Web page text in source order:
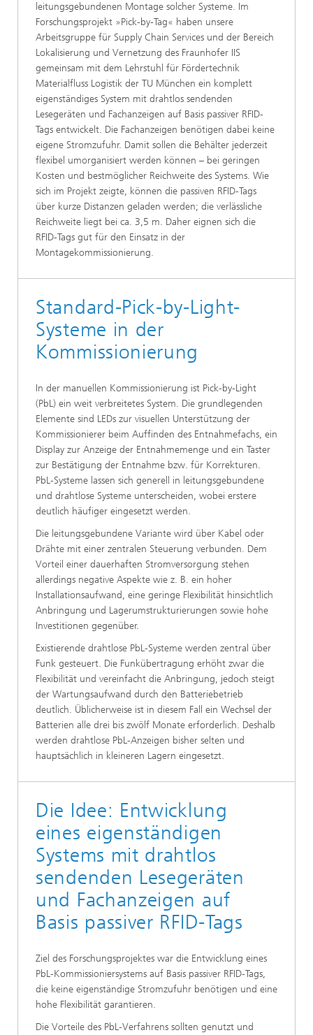
leitungsgebundenen Montage solcher Systeme. Im
Forschungsprojekt »Pick-by-Tag« haben unsere
Arbeitsgruppe für Supply Chain Services und der Bereich
Lokalisierung und Vernetzung des Fraunhofer IIS
gemeinsam mit dem Lehrstuhl für Fördertechnik
Materialfluss Logistik der TU München ein komplett
eigenständiges System mit drahtlos sendenden
Lesegeräten und Fachanzeigen auf Basis passiver RFID-
Tags entwickelt. Die Fachanzeigen benötigen dabei keine
eigene Stromzufuhr. Damit sollen die Behälter jederzeit
flexibel umorganisiert werden können – bei geringen
Kosten und bestmöglicher Reichweite des Systems. Wie
sich im Projekt zeigte, können die passiven RFID-Tags
über kurze Distanzen geladen werden; die verlässliche
Reichweite liegt bei ca. 3,5 m. Daher eignen sich die
RFID-Tags gut für den Einsatz in der
Montagekommissionierung.
Standard-Pick-by-Light-
Systeme in der
Kommissionierung
In der manuellen Kommissionierung ist Pick-by-Light
(PbL) ein weit verbreitetes System. Die grundlegenden
Elemente sind LEDs zur visuellen Unterstützung der
Kommissionierer beim Auffinden des Entnahmefachs, ein
Display zur Anzeige der Entnahmemenge und ein Taster
zur Bestätigung der Entnahme bzw. für Korrekturen.
PbL-Systeme lassen sich generell in leitungsgebundene
und drahtlose Systeme unterscheiden, wobei erstere
deutlich häufiger eingesetzt werden.
Die leitungsgebundene Variante wird über Kabel oder
Drähte mit einer zentralen Steuerung verbunden. Dem
Vorteil einer dauerhaften Stromversorgung stehen
allerdings negative Aspekte wie z. B. ein hoher
Installationsaufwand, eine geringe Flexibilität hinsichtlich
Anbringung und Lagerumstrukturierungen sowie hohe
Investitionen gegenüber.
Existierende drahtlose PbL-Systeme werden zentral über
Funk gesteuert. Die Funkübertragung erhöht zwar die
Flexibilität und vereinfacht die Anbringung, jedoch steigt
der Wartungsaufwand durch den Batteriebetrieb
deutlich. Üblicherweise ist in diesem Fall ein Wechsel der
Batterien alle drei bis zwölf Monate erforderlich. Deshalb
werden drahtlose PbL-Anzeigen bisher selten und
hauptsächlich in kleineren Lagern eingesetzt.
Die Idee: Entwicklung
eines eigenständigen
Systems mit drahtlos
sendenden Lesegeräten
und Fachanzeigen auf
Basis passiver RFID-Tags
Ziel des Forschungsprojektes war die Entwicklung eines
PbL-Kommissioniersystems auf Basis passiver RFID-Tags,
die keine eigenständige Stromzufuhr benötigen und eine
hohe Flexibilität garantieren.
Die Vorteile des PbL-Verfahrens sollten genutzt und